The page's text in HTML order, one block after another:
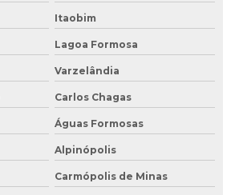
Itaobim
Lagoa Formosa
Varzelândia
Carlos Chagas
Águas Formosas
Alpinópolis
Carmópolis de Minas